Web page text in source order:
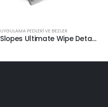
UYGULAMA PEDLERİ VE BEZLER
Slopes Ultimate Wipe Detailing Cloth Seramik Silme Bezi 50x60cm